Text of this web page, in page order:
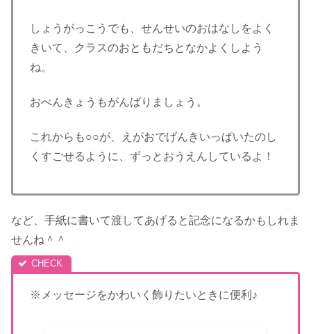
しょうがっこうでも、せんせいのおはなしをよく
きいて、クラスのおともだちとなかよくしよう
ね。
おべんきょうもがんばりましょう。
これからも○○が、えがおでげんきいっぱいたのし
くすごせるように、ずっとおうえんしているよ！
など、手紙に書いて渡してあげると記念になるかもしれま
せんね＾＾
※メッセージをかわいく飾りたいときに便利♪